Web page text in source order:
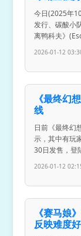
今日(2025年
发行、碳酸小
离鸭科夫》
2026-01-12
《最终幻
线
日前《最终幻
示，其中有玩
30日发售，登
2026-01-12
《赛马娘
反映难度